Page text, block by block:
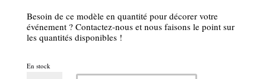
Besoin de ce modèle en quantité pour décorer votre
événement ? Contactez-nous et nous faisons le point sur
les quantités disponibles !
En stock